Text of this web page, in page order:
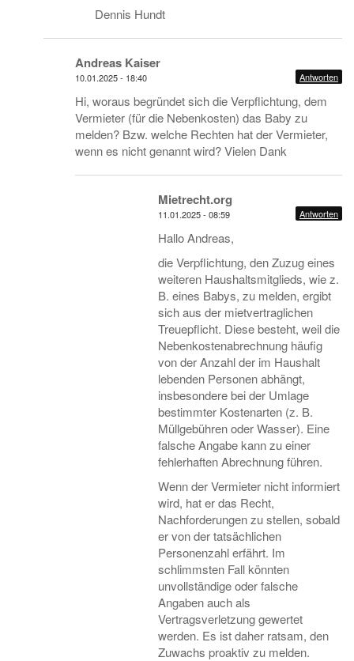
Dennis Hundt
Andreas Kaiser
10.01.2025 - 18:40 Antworten
Hi, woraus begründet sich die Verpflichtung, dem
Vermieter (für die Nebenkosten) das Baby zu
melden? Bzw. welche Rechten hat der Vermieter,
wenn es nicht genannt wird? Vielen Dank
Mietrecht.org
11.01.2025 - 08:59 Antworten
Hallo Andreas,
die Verpflichtung, den Zuzug eines
weiteren Haushaltsmitglieds, wie z.
B. eines Babys, zu melden, ergibt
sich aus der mietvertraglichen
Treuepflicht. Diese besteht, weil die
Nebenkostenabrechnung häufig
von der Anzahl der im Haushalt
lebenden Personen abhängt,
insbesondere bei der Umlage
bestimmter Kostenarten (z. B.
Müllgebühren oder Wasser). Eine
falsche Angabe kann zu einer
fehlerhaften Abrechnung führen.
Wenn der Vermieter nicht informiert
wird, hat er das Recht,
Nachforderungen zu stellen, sobald
er von der tatsächlichen
Personenzahl erfährt. Im
schlimmsten Fall könnten
unvollständige oder falsche
Angaben auch als
Vertragsverletzung gewertet
werden. Es ist daher ratsam, den
Zuwachs proaktiv zu melden.